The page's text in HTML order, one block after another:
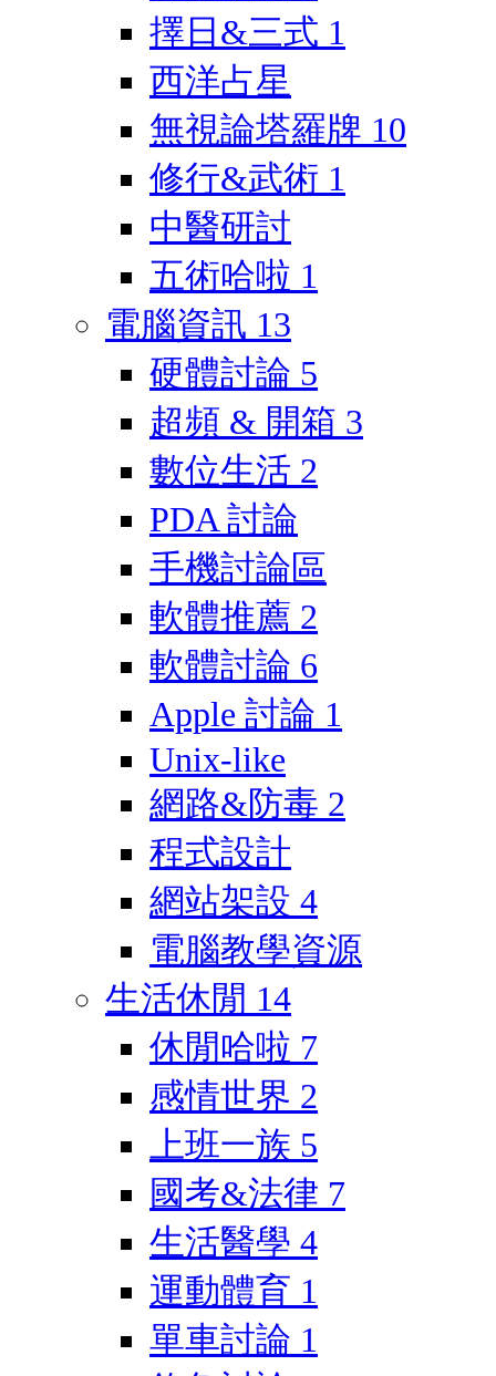
擇日&三式 1
西洋占星
無視論塔羅牌 10
修行&武術 1
中醫研討
五術哈啦 1
電腦資訊 13
硬體討論 5
超頻 & 開箱 3
數位生活 2
PDA 討論
手機討論區
軟體推薦 2
軟體討論 6
Apple 討論 1
Unix-like
網路&防毒 2
程式設計
網站架設 4
電腦教學資源
生活休閒 14
休閒哈啦 7
感情世界 2
上班一族 5
國考&法律 7
生活醫學 4
運動體育 1
單車討論 1